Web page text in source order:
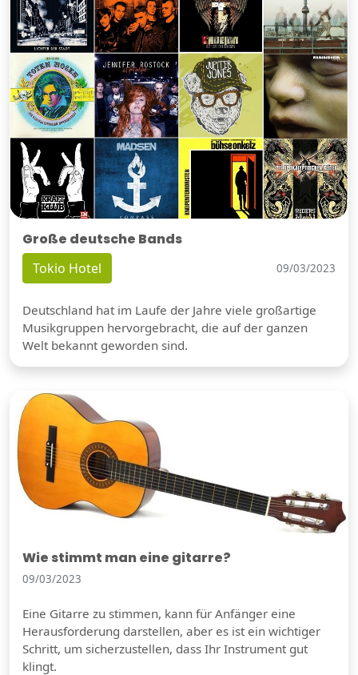
Große deutsche Bands
Tokio Hotel 09/03/2023
Deutschland hat im Laufe der Jahre viele großartige
Musikgruppen hervorgebracht, die auf der ganzen
Welt bekannt geworden sind.
Wie stimmt man eine gitarre?
09/03/2023
Eine Gitarre zu stimmen, kann für Anfänger eine
Herausforderung darstellen, aber es ist ein wichtiger
Schritt, um sicherzustellen, dass Ihr Instrument gut
klingt.